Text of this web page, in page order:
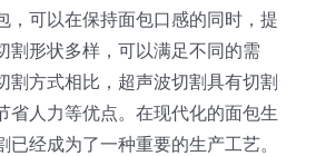
割
，可以在保持面包口感的同时，提
割形状多样，可以满足不同的需
割方式相比，超声波切割具有切割
省人力等优点。在现代化的面包生
经成为了一种重要的生产工艺。